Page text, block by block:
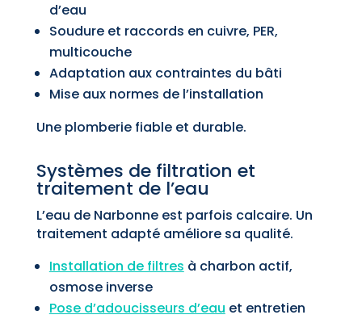
d’eau
Soudure et raccords en cuivre, PER,
multicouche
Adaptation aux contraintes du bâti
Mise aux normes de l’installation
Une plomberie fiable et durable.
Systèmes de filtration et
traitement de l’eau
L’eau de Narbonne est parfois calcaire. Un
traitement adapté améliore sa qualité.
Installation de filtres à charbon actif,
osmose inverse
Pose d’adoucisseurs d’eau et entretien